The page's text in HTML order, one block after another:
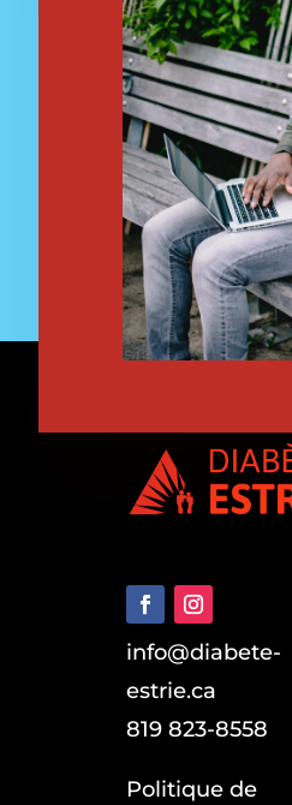
info@diabete-
estrie.ca
819 823-8558
Politique de